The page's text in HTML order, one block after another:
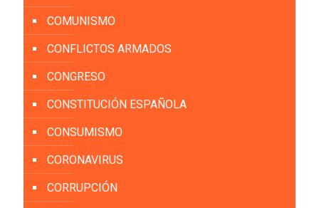
COMUNISMO
CONFLICTOS ARMADOS
CONGRESO
CONSTITUCIÓN ESPAÑOLA
CONSUMISMO
CORONAVIRUS
CORRUPCIÓN